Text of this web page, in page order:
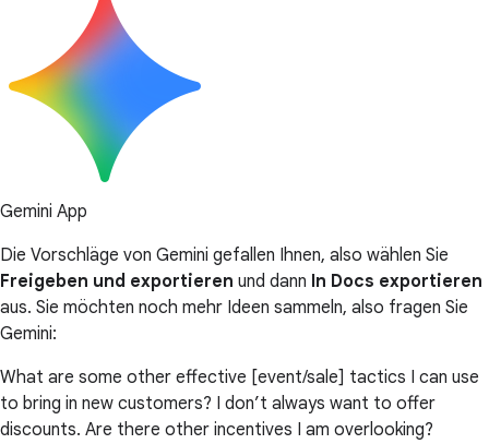
Gemini App
Die Vorschläge von Gemini gefallen Ihnen, also wählen Sie
Freigeben und exportieren und dann In Docs exportieren
aus. Sie möchten noch mehr Ideen sammeln, also fragen Sie
Gemini:
What are some other effective [event/sale] tactics I can use
to bring in new customers? I don’t always want to offer
discounts. Are there other incentives I am overlooking?